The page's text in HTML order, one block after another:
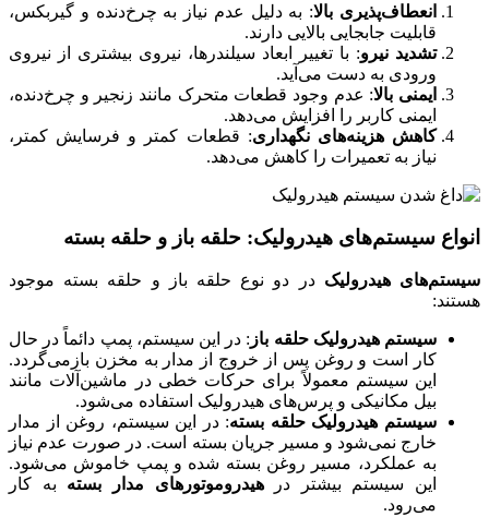
انعطاف‌پذیری بالا: به دلیل عدم نیاز به چرخ‌دنده و گیربکس،
قابلیت جابجایی بالایی دارند.
تشدید نیرو: با تغییر ابعاد سیلندرها، نیروی بیشتری از نیروی
ورودی به دست می‌آید.
ایمنی بالا: عدم وجود قطعات متحرک مانند زنجیر و چرخ‌دنده،
ایمنی کاربر را افزایش می‌دهد.
کاهش هزینه‌های نگهداری: قطعات کمتر و فرسایش کمتر،
نیاز به تعمیرات را کاهش می‌دهد.
انواع سیستم‌های هیدرولیک: حلقه باز و حلقه بسته
سیستم‌های هیدرولیک در دو نوع حلقه باز و حلقه بسته موجود
هستند:
سیستم هیدرولیک حلقه باز : در این سیستم، پمپ دائماً در حال
کار است و روغن پس از خروج از مدار به مخزن بازمی‌گردد.
این سیستم معمولاً برای حرکات خطی در ماشین‌آلات مانند
بیل مکانیکی و پرس‌های هیدرولیک استفاده می‌شود.
سیستم هیدرولیک حلقه بسته: در این سیستم، روغن از مدار
خارج نمی‌شود و مسیر جریان بسته است. در صورت عدم نیاز
به عملکرد، مسیر روغن بسته شده و پمپ خاموش می‌شود.
این سیستم بیشتر درهیدروموتورهای مدار بسته به کار
می‌رود.